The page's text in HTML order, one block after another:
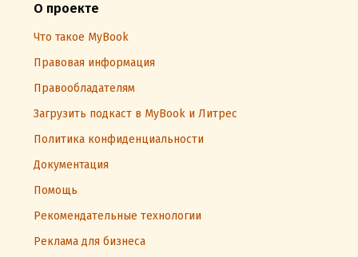
О проекте
Что такое MyBook
Правовая информация
Правообладателям
Загрузить подкаст в MyBook и Литрес
Политика конфиденциальности
Документация
Помощь
Рекомендательные технологии
Реклама для бизнеса